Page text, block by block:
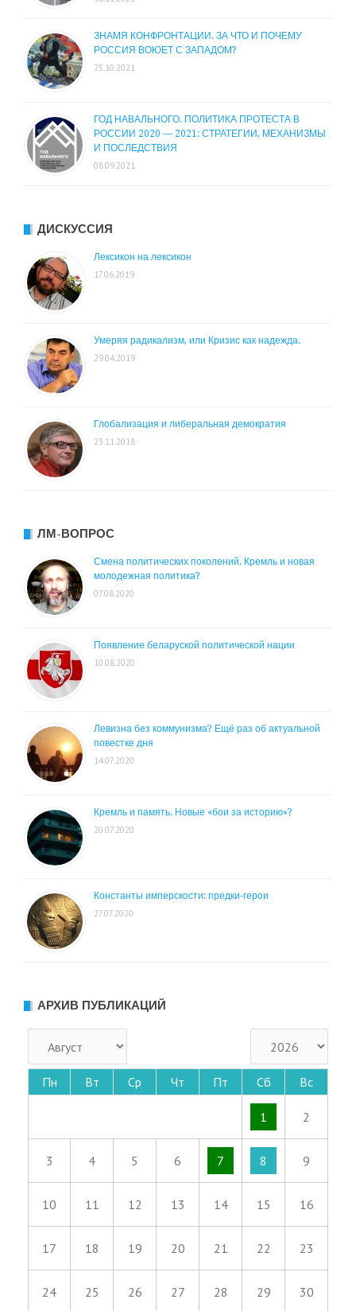
ЗНАМЯ КОНФРОНТАЦИИ. ЗА ЧТО И ПОЧЕМУ
РОССИЯ ВОЮЕТ С ЗАПАДОМ?
25.10.2021
ГОД НАВАЛЬНОГО. ПОЛИТИКА ПРОТЕСТА В
РОССИИ 2020 — 2021: СТРАТЕГИИ, МЕХАНИЗМЫ
И ПОСЛЕДСТВИЯ
08.09.2021
ДИСКУССИЯ
Лексикон на лексикон
17.06.2019
Умеряя радикализм, или Кризис как надежда.
29.04.2019
Глобализация и либеральная демократия
23.11.2018
ЛМ-ВОПРОС
Смена политических поколений. Кремль и новая
молодежная политика?
07.08.2020
Появление беларуской политической нации
10.08.2020
Левизна без коммунизма? Ещё раз об актуальной
повестке дня
14.07.2020
Кремль и память. Новые «бои за историю»?
20.07.2020
Константы имперскости: предки-герои
27.07.2020
АРХИВ ПУБЛИКАЦИЙ
Пн Вт Ср Чт Пт Сб Вс
1 2
3 4 5 6 7 8 9
10 11 12 13 14 15 16
17 18 19 20 21 22 23
24 25 26 27 28 29 30